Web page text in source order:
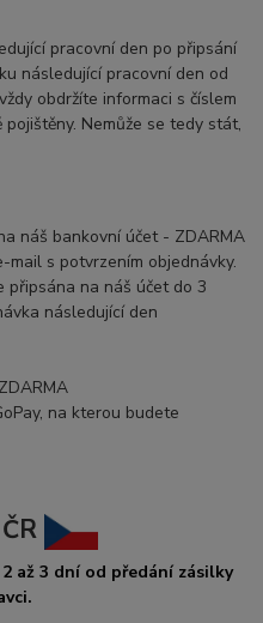
pracovní den po připsání
následující pracovní den od
obdržíte informaci s číslem
Nemůže se tedy stát,
náš bankovní účet - ZDARMA
s potvrzením objednávky.
připsána na náš účet do 3
následující den
na kterou budete
až 3 dní od předání zásilky